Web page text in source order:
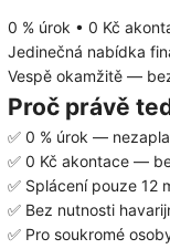
0 % úrok • 0 Kč
Jedinečná nabídka
Vespě okamžitě —
Proč právě
✅ 0 % úrok —
✅ 0 Kč akontace —
✅ Splácení pouze 12
✅ Bez nutnosti
✅ Pro soukromé